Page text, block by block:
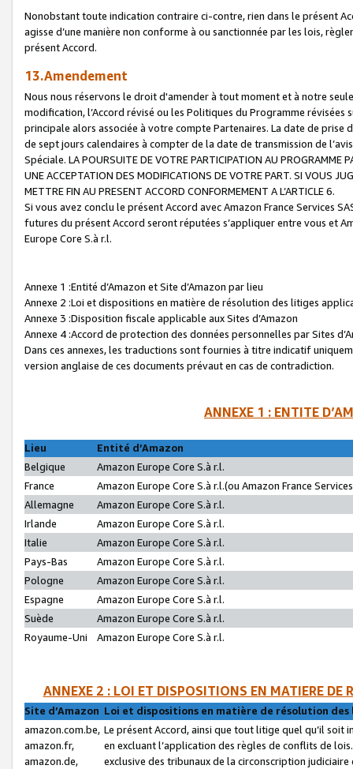
Nonobstant toute indication contraire ci-contre, rien dans le présent
agisse d’une manière non conforme à ou sanctionnée par les lois,
présent Accord.
13.Amendement
Nous nous réservons le droit d'amender à tout moment et à notre
modification, l’Accord révisé ou les Politiques du Programme
principale alors associée à votre compte Partenaires. La date de
de sept jours calendaires à compter de la date de transmission de
Spéciale. LA POURSUITE DE VOTRE PARTICIPATION AU PROGRAMME
UNE ACCEPTATION DES MODIFICATIONS DE VOTRE PART. SI VOUS
METTRE FIN AU PRESENT ACCORD CONFORMEMENT A L’ARTICLE 6.
Si vous avez conclu le présent Accord avec Amazon France Services
futures du présent Accord seront réputées s’appliquer entre vous et
Europe Core S.à r.l.
Annexe 1 :Entité d’Amazon et Site d’Amazon par lieu
Annexe 2 :Loi et dispositions en matière de résolution des litiges
Annexe 3 :Disposition fiscale applicable aux Sites d’Amazon
Annexe 4 :Accord de protection des données personnelles par Sites
Dans ces annexes, les traductions sont fournies à titre indicatif
version anglaise de ces documents prévaut en cas de contradiction.
ANNEXE 1 : ENTITE
Lieu
Entité d’Amazon
Belgique
Amazon Europe Core S.à r.l.
France
Amazon Europe Core S.à r.l.(ou Amazon France
Allemagne
Amazon Europe Core S.à r.l.
Irlande
Amazon Europe Core S.à r.l.
Italie
Amazon Europe Core S.à r.l.
Pays-Bas
Amazon Europe Core S.à r.l.
Pologne
Amazon Europe Core S.à r.l.
Espagne
Amazon Europe Core S.à r.l.
Suède
Amazon Europe Core S.à r.l.
Royaume-Uni
Amazon Europe Core S.à r.l.
ANNEXE 2 : LOI ET DISPOSITIONS EN MATIERE DE
Site d’Amazon Loi et dispositions en matière de résolution
amazon.com.be,
amazon.fr,
amazon.de,
Le présent Accord, ainsi que tout litige quel qu’il soit
en excluant l’application des règles de conflits de
exclusive des tribunaux de la circonscription